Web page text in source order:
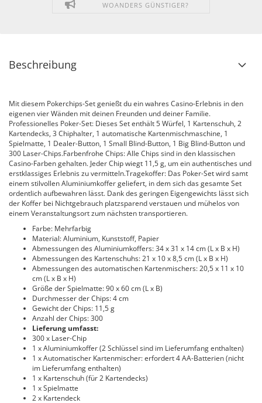
WOANDERS GÜNSTIGER?
Beschreibung
Mit diesem Pokerchips-Set genießt du ein wahres Casino-Erlebnis in den
eigenen vier Wänden mit deinen Freunden und deiner Familie.
Professionelles Poker-Set: Dieses Set enthält 5 Würfel, 1 Kartenschuh, 2
Kartendecks, 3 Chiphalter, 1 automatische Kartenmischmaschine, 1
Spielmatte, 1 Dealer-Button, 1 Small Blind-Button, 1 Big Blind-Button und
300 Laser-Chips.Farbenfrohe Chips: Alle Chips sind in den klassischen
Casino-Farben gehalten. Jeder Chip wiegt 11,5 g, um ein authentisches und
erstklassiges Erlebnis zu vermitteln.Tragekoffer: Das Poker-Set wird samt
einem stilvollen Aluminiumkoffer geliefert, in dem sich das gesamte Set
ordentlich aufbewahren lässt. Dank des geringen Eigengewichts lässt sich
der Koffer bei Nichtgebrauch platzsparend verstauen und mühelos von
einem Veranstaltungsort zum nächsten transportieren.
Farbe: Mehrfarbig
Material: Aluminium, Kunststoff, Papier
Abmessungen des Aluminiumkoffers: 34 x 31 x 14 cm (L x B x H)
Abmessungen des Kartenschuhs: 21 x 10 x 8,5 cm (L x B x H)
Abmessungen des automatischen Kartenmischers: 20,5 x 11 x 10
cm (L x B x H)
Größe der Spielmatte: 90 x 60 cm (L x B)
Durchmesser der Chips: 4 cm
Gewicht der Chips: 11,5 g
Anzahl der Chips: 300
Lieferung umfasst:
300 x Laser-Chip
1 x Aluminiumkoffer (2 Schlüssel sind im Lieferumfang enthalten)
1 x Automatischer Kartenmischer: erfordert 4 AA-Batterien (nicht
im Lieferumfang enthalten)
1 x Kartenschuh (für 2 Kartendecks)
1 x Spielmatte
2 x Kartendeck